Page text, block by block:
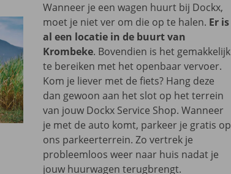
Wanneer je een wagen huurt bij Dockx,
moet je niet ver om die op te halen. Er is
al een locatie in de buurt van
Krombeke. Bovendien is het gemakkelijk
te bereiken met het openbaar vervoer.
Kom je liever met de fiets? Hang deze
dan gewoon aan het slot op het terrein
van jouw Dockx Service Shop. Wanneer
je met de auto komt, parkeer je gratis op
ons parkeerterrein. Zo vertrek je
probleemloos weer naar huis nadat je
jouw huurwagen terugbrengt.